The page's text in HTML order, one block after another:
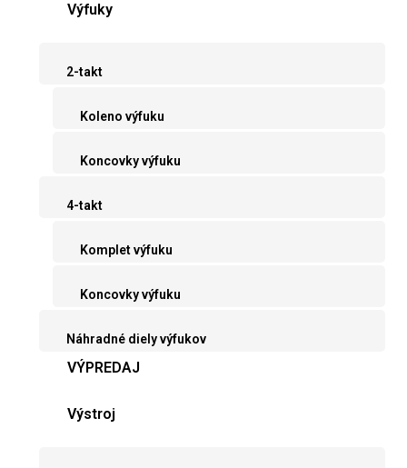
Výfuky
2-takt
Koleno výfuku
Koncovky výfuku
4-takt
Komplet výfuku
Koncovky výfuku
Náhradné diely výfukov
VÝPREDAJ
Výstroj